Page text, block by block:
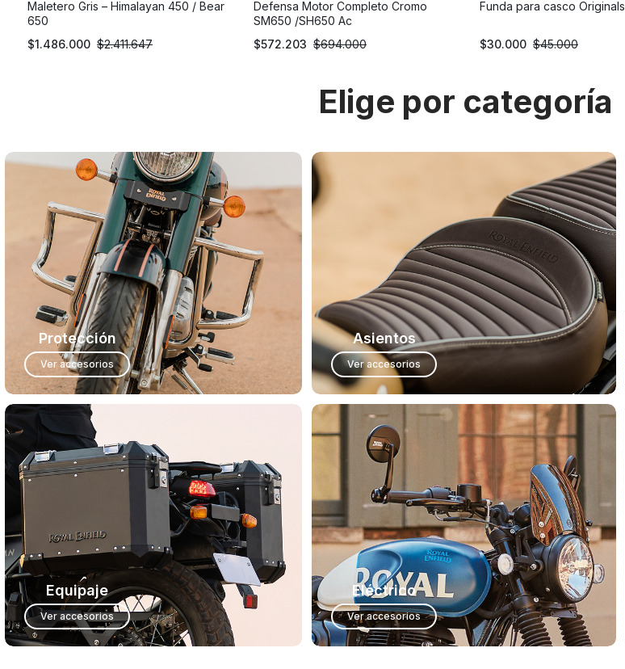
Maletero Gris – Himalayan 450 / Bear
650
$2.411.647
$1.486.000
Defensa Motor Completo Cromo
SM650 /SH650 Ac
$694.000
$572.203
Funda para casco Originals
$45.000
$30.000
Elige por categoría
Protección
Ver accesorios
Asientos
Ver accesorios
Equipaje
Ver accesorios
Eléctrico
Ver accesorios